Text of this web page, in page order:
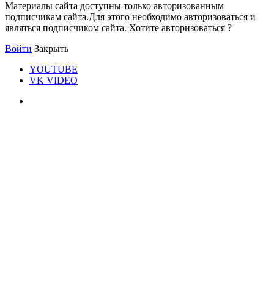
Материалы сайта доступны только авторизованным
подписчикам сайта.Для этого необходимо авторизоваться и
являться подписчиком сайта. Хотите авторизоваться ?
Войти Закрыть
YOUTUBE
VK VIDEO